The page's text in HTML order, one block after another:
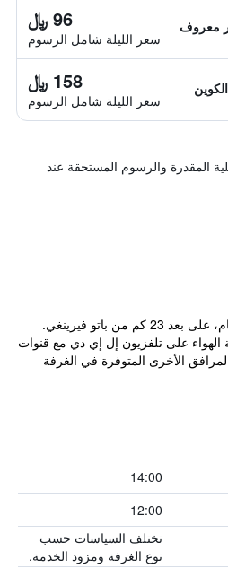
معروف 96 ﷼
سعر الليلة شامل الرسوم
158 ﷼
سعر الليلة شامل الرسوم
المقدرة والرسوم المستحقة عند
يقع فندق ألفا في بوكيت مرتاجام، على بعد 23 كم من باتو فيرينغي.
على تلفزيون إل إي دي مع قنوات
الأخرى المتوفرة في الغرفة
14:00
12:00
تختلف السياسات حسب
نوع الغرفة ومزود الخدمة.